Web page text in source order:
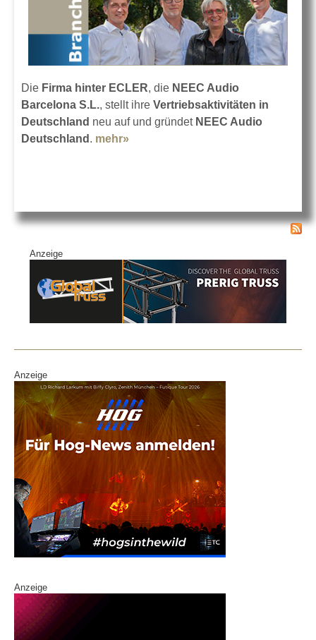
Die Firma hinter ECLER, die NEEC Audio
Barcelona S.L., stellt ihre Vertriebsaktivitäten in
Deutschland neu auf und gründet NEEC Audio
Deutschland . mehr»
Anzeige
Anzeige
Anzeige